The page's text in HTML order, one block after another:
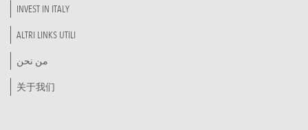
INVEST IN ITALY
ALTRI LINKS UTILI
من نحن
关于我们